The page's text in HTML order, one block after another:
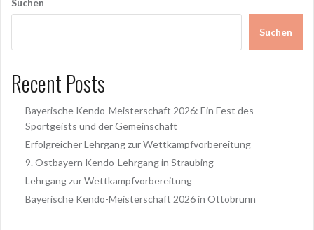
Suchen
Suchen
Recent Posts
Bayerische Kendo-Meisterschaft 2026: Ein Fest des
Sportgeists und der Gemeinschaft
Erfolgreicher Lehrgang zur Wettkampfvorbereitung
9. Ostbayern Kendo-Lehrgang in Straubing
Lehrgang zur Wettkampfvorbereitung
Bayerische Kendo-Meisterschaft 2026 in Ottobrunn